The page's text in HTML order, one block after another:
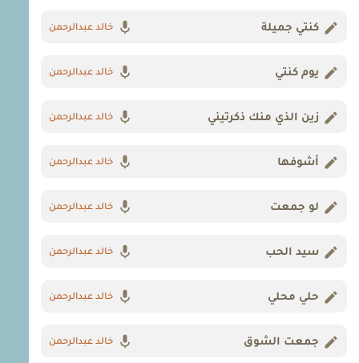
كنتي جميلة خالد عبدالرحمن
يوم كنتي خالد عبدالرحمن
زين الذي منك ذكرتيني خالد عبدالرحمن
أشوفها خالد عبدالرحمن
لو جمعت خالد عبدالرحمن
سيد الحب خالد عبدالرحمن
حلي محلي خالد عبدالرحمن
جمعت الشوق خالد عبدالرحمن